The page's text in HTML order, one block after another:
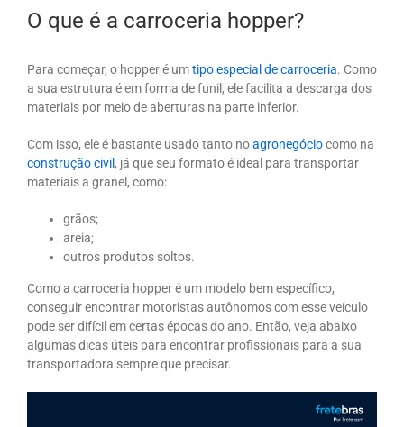
O que é a carroceria hopper?
Para começar, o hopper é umtipo especial de carroceria. Como
a sua estrutura é em forma de funil, ele facilita a descarga dos
materiais por meio de aberturas na parte inferior.
Com isso, ele é bastante usado tanto noagronegóciocomo na
construção civil , já que seu formato é ideal para transportar
materiais a granel, como:
grãos;
areia;
outros produtos soltos.
Como a carroceria hopper é um modelo bem específico,
conseguir encontrar motoristas autônomos com esse veículo
pode ser difícil em certas épocas do ano. Então, veja abaixo
algumas dicas úteis para encontrar profissionais para a sua
transportadora sempre que precisar.